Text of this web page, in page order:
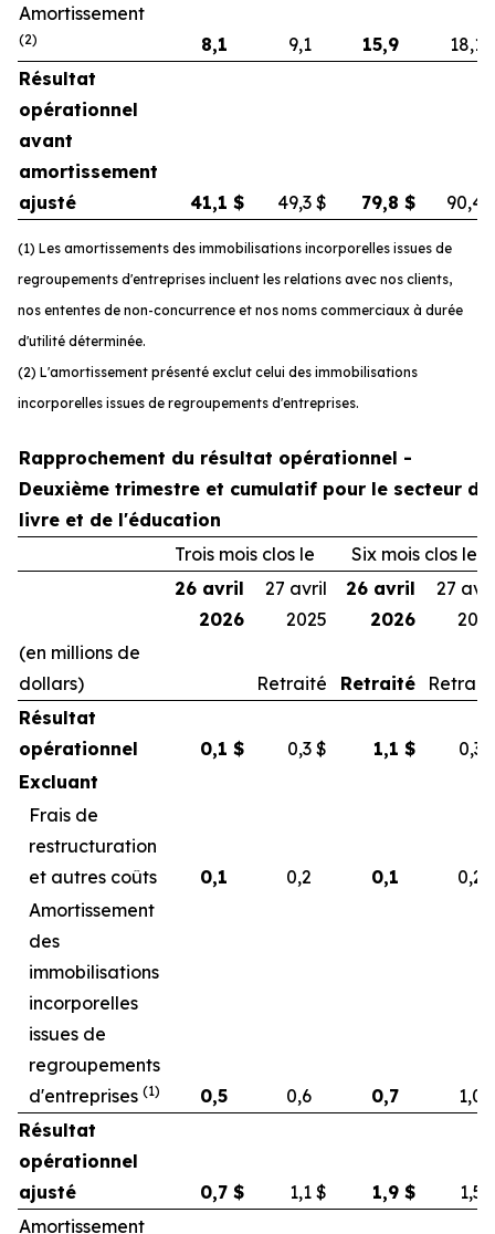
Amortissement
(2) 8,1 9,1 15,9
18,1
Résultat
opérationnel
avant
amortissement
ajusté
41,1 $ 49,3 $ 79,8 $ 90,4
(1) Les amortissements des immobilisations incorporelles issues de
regroupements d'entreprises incluent les relations avec nos clients,
nos ententes de non-concurrence et nos noms commerciaux à durée
d'utilité déterminée.
(2) L'amortissement présenté exclut celui des immobilisations
incorporelles issues de regroupements d'entreprises.
Rapprochement du résultat opérationnel -
Deuxième trimestre et cumulatif pour le secteur du
livre et de l'éducation
Trois mois clos le
Six mois clos le
26 avril
2026
27 avril
2025
26 avril
2026
27
(en millions de
dollars)
Retraité Retraité
Résultat
opérationnel
0,1 $ 0,3 $ 1,1 $ 0,3
Excluant
Frais de
restructuration
et autres coûts
0,1 0,2 0,1
0,2
Amortissement
des
immobilisations
incorporelles
issues de
regroupements
d'entreprises (1) 0,5 0,6 0,7
1,0
Résultat
opérationnel
ajusté
0,7 $ 1,1 $ 1,9 $ 1,5
Amortissement